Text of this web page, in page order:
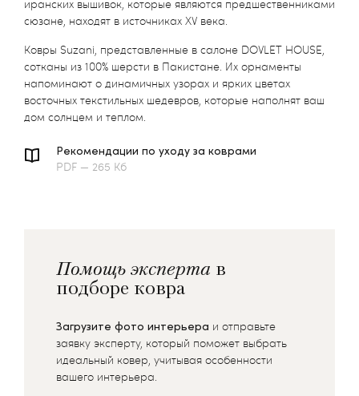
иранских вышивок, которые являются предшественниками
сюзане, находят в источниках XV века.
Ковры Suzani, представленные в салоне DOVLET HOUSE,
сотканы из 100% шерсти в Пакистане. Их орнаменты
напоминают о динамичных узорах и ярких цветах
восточных текстильных шедевров, которые наполнят ваш
дом солнцем и теплом.
Рекомендации по уходу за коврами
PDF — 265 Кб
Помощь эксперта в
подборе ковра
Загрузите фото интерьера и отправьте
заявку эксперту, который поможет выбрать
идеальный ковер, учитывая особенности
вашего интерьера.